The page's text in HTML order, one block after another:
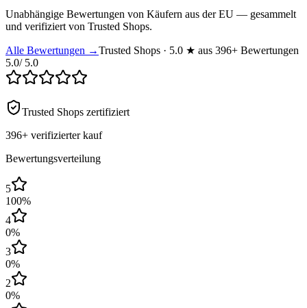
Unabhängige Bewertungen von Käufern aus der EU — gesammelt
und verifiziert von Trusted Shops.
Alle Bewertungen →Trusted Shops · 5.0 ★ aus 396+ Bewertungen
5.0/ 5.0
Trusted Shops zertifiziert
396+ verifizierter kauf
Bewertungsverteilung
5
100%
4
0%
3
0%
2
0%